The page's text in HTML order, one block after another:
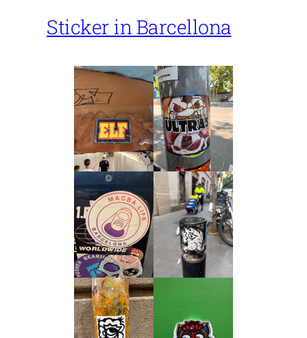
Sticker in Barcellona